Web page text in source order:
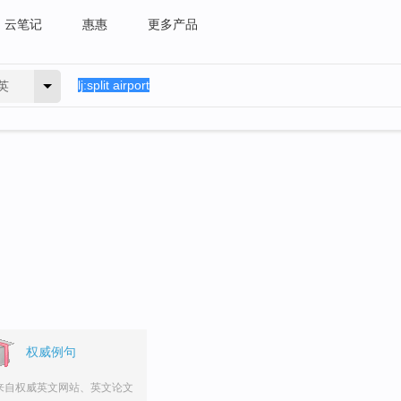
云笔记 惠惠 更多产品
权威例句
自权威英文网站、英文论文